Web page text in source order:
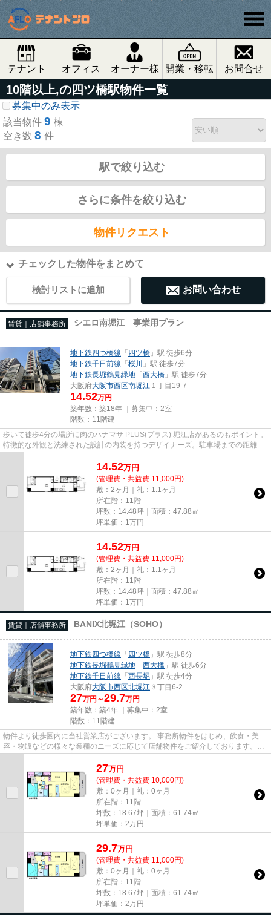
テナント オフィス オーナー様 開業・移転 お問合せ
10階以上,の四ツ橋駅物件一覧
募集中のみ表示
該当物件 9 棟
空き数 8 件
駅で絞り込む
さらに条件を絞り込む
物件リクエスト
チェックした物件をまとめて
検討リストに追加 お問い合わせ
賃貸｜店舗事務所 シエロ南堀江 事業用プラン
地下鉄四つ橋線 「四ツ橋 」駅 徒歩6分
地下鉄千日前線 「桜川
」駅 徒歩7分
地下鉄長堀鶴見緑地 「西大橋 」駅 徒歩7分
大阪府大阪市西区南堀江 １丁目19-7
14.52万円
築年数：築18年 ｜募集中： 2室
階数：11階建
歩いて徒歩4分の場所に肉のハナマサ PLUS(プラス) 堀江店があるのもポイント。
特徴的な外観と洗練された設計の内装を持つデザイナーズ。駐車場までの距離は
150mです。11階建てで、街並...
14.52万円
(管理費・共益費 11,000円)
敷：2ヶ月｜礼：1.1ヶ月
所在階：11階
坪数：14.48坪｜面積：47.88㎡
坪単価： 1 万円
14.52万円
(管理費・共益費 11,000円)
敷：2ヶ月｜礼：1.1ヶ月
所在階：11階
坪数：14.48坪｜面積：47.88㎡
坪単価： 1 万円
賃貸｜店舗事務所 BANIX北堀江（SOHO）
地下鉄四つ橋線 「四ツ橋 」駅 徒歩8分
地下鉄長堀鶴見緑地 「西大橋 」駅 徒歩6分
地下鉄千日前線 「西長堀 」駅 徒歩4分
大阪府大阪市西区北堀江 ３丁目6-2
27万円～29.7万円
築年数：築4年 ｜募集中： 2室
階数：11階建
物件より徒歩圏内に当社営業店がございます。 事務所物件をはじめ、飲食・美
容・物販などの様々な業種のニーズに応じて店舗物件をご紹介しております。
尚、弊社ではおとり広告は一切...
27万円
(管理費・共益費 10,000円)
敷：0ヶ月｜礼：0ヶ月
所在階：11階
坪数：18.67坪｜面積：61.74㎡
坪単価： 2万円
29.7万円
(管理費・共益費 11,000円)
敷：0ヶ月｜礼：0ヶ月
所在階：11階
坪数：18.67坪｜面積：61.74㎡
坪単価： 2万円